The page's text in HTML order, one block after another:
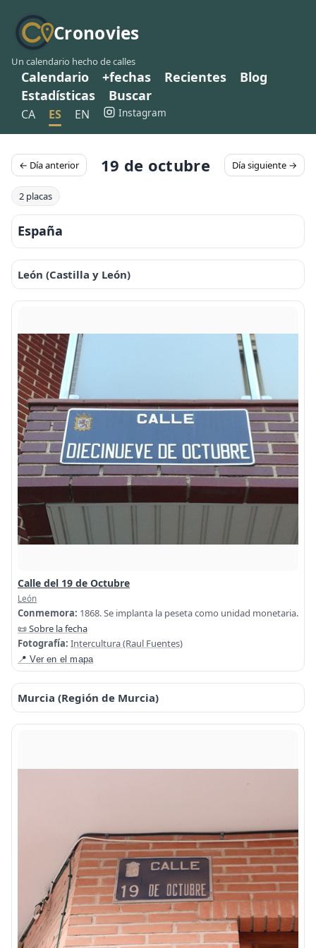
Cronovies
Un calendario hecho de calles
Calendario +fechas Recientes
Blog
Estadísticas
Buscar
CA ES EN Instagram
← Día anterior 19 de octubre Día siguiente →
2 placas
España
León (Castilla y León)
Calle del 19 de Octubre
León
Conmemora: 1868. Se implanta la peseta como unidad monetaria.
📜 Sobre la fecha
Fotografía: Intercultura (Raul Fuentes)
📍 Ver en el mapa
Murcia (Región de Murcia)